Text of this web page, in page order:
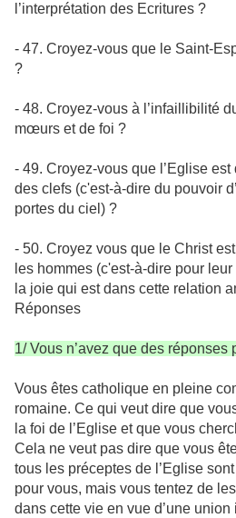
l’interprétation des Ecritures ?
- 47. Croyez-vous que le Saint-
?
- 48. Croyez-vous à l’infaillibilité
mœurs et de foi ?
- 49. Croyez-vous que l’Eglise
des clefs (c'est-à-dire du pouvoir
portes du ciel) ?
- 50. Croyez vous que le Christ
les hommes (c'est-à-dire pour
la joie qui est dans cette relation
Réponses
1/ Vous n’avez que des réponses
Vous êtes catholique en pleine
romaine. Ce qui veut dire que
la foi de l’Eglise et que vous
Cela ne veut pas dire que vous
tous les préceptes de l’Eglise
pour vous, mais vous tentez de
dans cette vie en vue d’une